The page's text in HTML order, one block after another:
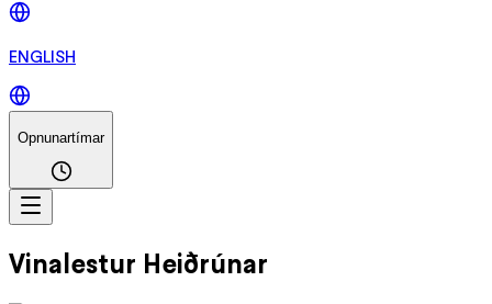
ENGLISH
Opnunartímar
Vinalestur Heiðrúnar